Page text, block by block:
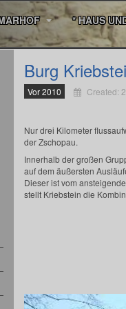
* HAUS
Burg
Vor 2010 Created:
Nur drei Kilometer
der Zschopau.
Innerhalb der großen
auf dem äußersten
Dieser ist vom
stellt Kriebstein die